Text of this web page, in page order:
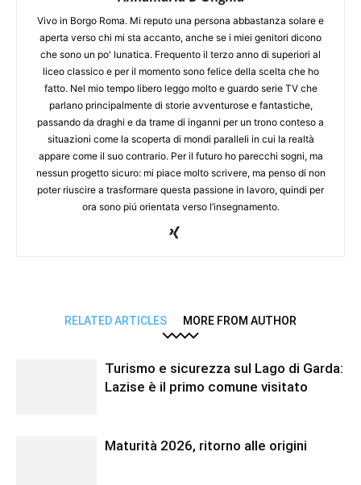
Vivo in Borgo Roma. Mi reputo una persona abbastanza solare e
aperta verso chi mi sta accanto, anche se i miei genitori dicono
che sono un po' lunatica. Frequento il terzo anno di superiori al
liceo classico e per il momento sono felice della scelta che ho
fatto. Nel mio tempo libero leggo molto e guardo serie TV che
parlano principalmente di storie avventurose e fantastiche,
passando da draghi e da trame di inganni per un trono conteso a
situazioni come la scoperta di mondi paralleli in cui la realtà
appare come il suo contrario. Per il futuro ho parecchi sogni, ma
nessun progetto sicuro: mi piace molto scrivere, ma penso di non
poter riuscire a trasformare questa passione in lavoro, quindi per
ora sono piú orientata verso l’insegnamento.
RELATED ARTICLES MORE FROM AUTHOR
Turismo e sicurezza sul Lago di Garda:
Lazise è il primo comune visitato
Maturità 2026, ritorno alle origini